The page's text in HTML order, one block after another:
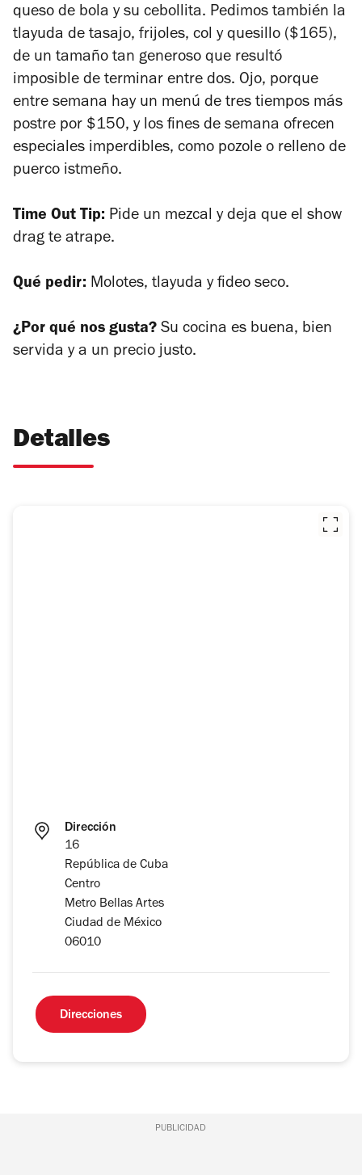
queso de bola y su cebollita. Pedimos también la
tlayuda de tasajo, frijoles, col y quesillo ($165),
de un tamaño tan generoso que resultó
imposible de terminar entre dos. Ojo, porque
entre semana hay un menú de tres tiempos más
postre por $150, y los fines de semana ofrecen
especiales imperdibles, como pozole o relleno de
puerco istmeño.
Time Out Tip: Pide un mezcal y deja que el show
drag te atrape.
Qué pedir: Molotes, tlayuda y fideo seco.
¿Por qué nos gusta? Su cocina es buena, bien
servida y a un precio justo.
Detalles
Dirección
16
República de Cuba
Centro
Metro Bellas Artes
Ciudad de México
06010
Direcciones
PUBLICIDAD